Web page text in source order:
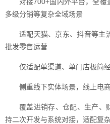
多级分销等复杂全域场景
适配天猫、京东、抖音等主
批发零售运营
仅适配单渠道、单门店极简
侧重线下实体场景，线上电
覆盖进销存、仓配、生产、
持二次开发与系统对接，适配复